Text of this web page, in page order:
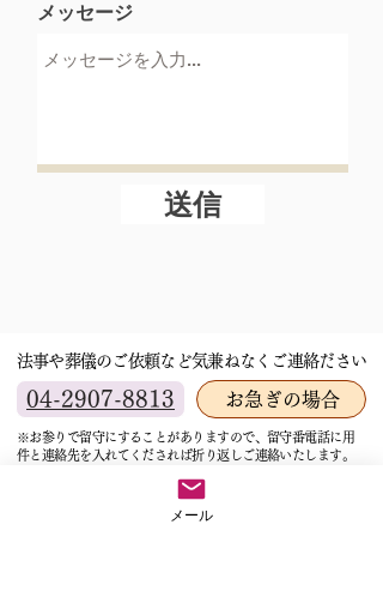
メッセージ
送信
法事や葬儀のご依頼など気兼ねなくご連絡ださい
04-2907-8813 お急ぎの場合
※お参りで留守にすることがありますので、留守番電話に用
件と連絡先を入れてくだされば折り返しご連絡いたします。
メール